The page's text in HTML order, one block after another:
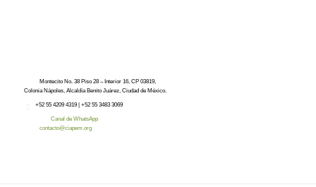
Montecito No. 38 Piso 28 – Interior 16, CP 03819,
Colonia Nápoles, Alcaldía Benito Juárez, Ciudad de México.
+52 55 4209 4319 | +52 55 3483 3069
Canal de WhatsApp
contacto@ciapem.org